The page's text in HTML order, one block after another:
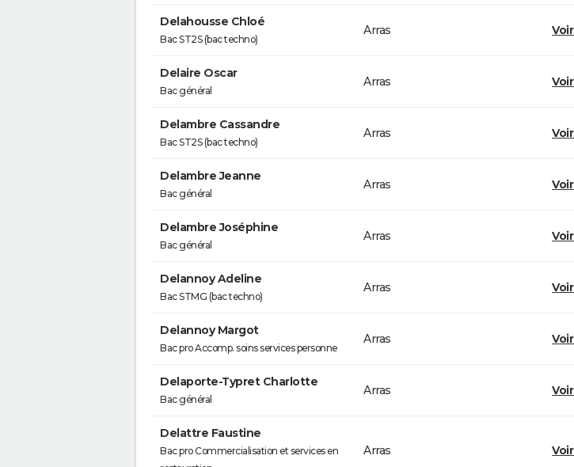
Delahousse Chloé
Bac ST2S (bac techno)
Arras
Delaire Oscar
Bac général
Arras
Delambre Cassandre
Bac ST2S (bac techno)
Arras
Delambre Jeanne
Bac général
Arras
Delambre Joséphine
Bac général
Arras
Delannoy Adeline
Bac STMG (bac techno)
Arras
Delannoy Margot
Bac pro Accomp. soins services personne
Arras
Delaporte-Typret Charlotte
Bac général
Arras
Delattre Faustine
Bac pro Commercialisation et services en
Arras